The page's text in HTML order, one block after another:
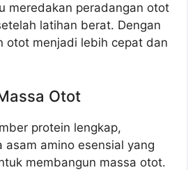
meredakan peradangan otot
latihan berat. Dengan
otot menjadi lebih cepat dan
Otot
protein lengkap,
asam amino esensial yang
membangun massa otot.